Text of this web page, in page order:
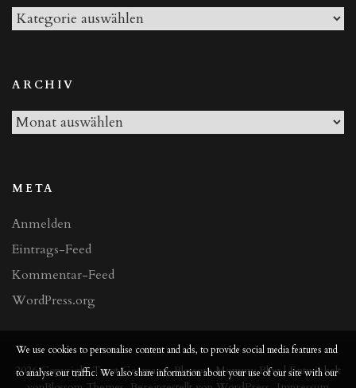
Alle
ARCHIV
Archiv
META
Anmelden
Eintrags-Feed
Kommentar-Feed
WordPress.org
2026 CopyrightTarot Germany.Blossom Mommy Blog | Entwickelt
We use cookies to personalise content and ads, to provide social media features and
to analyse our traffic. We also share information about your use of our site with our